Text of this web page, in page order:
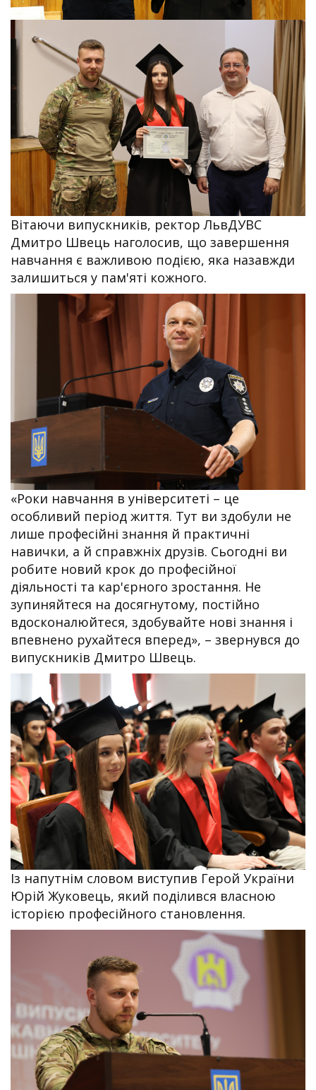
Вітаючи випускників, ректор ЛьвДУВС
Дмитро Швець наголосив, що завершення
навчання є важливою подією, яка назавжди
залишиться у пам'яті кожного.
«Роки навчання в університеті – це
особливий період життя. Тут ви здобули не
лише професійні знання й практичні
навички, а й справжніх друзів. Сьогодні ви
робите новий крок до професійної
діяльності та кар'єрного зростання. Не
зупиняйтеся на досягнутому, постійно
вдосконалюйтеся, здобувайте нові знання і
впевнено рухайтеся вперед», – звернувся до
випускників Дмитро Швець.
Із напутнім словом виступив Герой України
Юрій Жуковець, який поділився власною
історією професійного становлення.